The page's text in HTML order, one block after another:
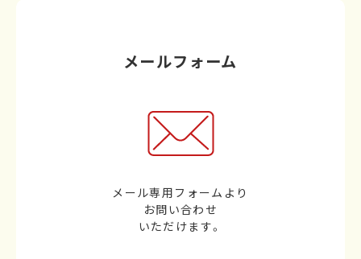
メールフォーム
メール専用フォームより
お問い合わせ
いただけます。